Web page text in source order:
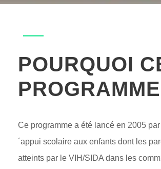
POURQUOI
Ce programme a été lancé en 2005
´appui scolaire aux enfants dont les
atteints par le VIH/SIDA dans les